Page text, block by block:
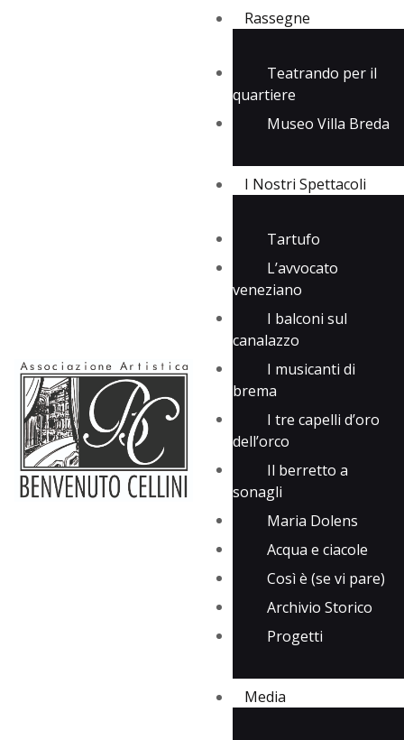
Rassegne
Teatrando per il
quartiere
Museo Villa Breda
I Nostri Spettacoli
Tartufo
L’avvocato
veneziano
I balconi sul
canalazzo
I musicanti di
brema
I tre capelli d’oro
dell’orco
Il berretto a
sonagli
Maria Dolens
Acqua e ciacole
Così è (se vi pare)
Archivio Storico
Progetti
Media
I Nostri Spettacoli